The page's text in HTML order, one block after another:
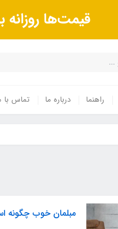
قیمت‌ها
راهنما درباره ما تماس با
مبلمان خوب چگونه